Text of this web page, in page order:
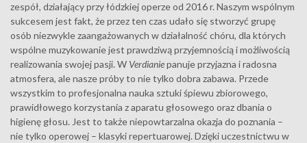
zespół, działający przy łódzkiej operze od 2016 r. Naszym wspólnym
sukcesem jest fakt, że przez ten czas udało się stworzyć grupę
osób niezwykle zaangażowanych w działalność chóru, dla których
wspólne muzykowanie jest prawdziwą przyjemnością i możliwością
realizowania swojej pasji. W Verdianiepanuje przyjazna i radosna
atmosfera, ale nasze próby to nie tylko dobra zabawa. Przede
wszystkim to profesjonalna nauka sztuki śpiewu zbiorowego,
prawidłowego korzystania z aparatu głosowego oraz dbania o
higienę głosu. Jest to także niepowtarzalna okazja do poznania –
nie tylko operowej – klasyki repertuarowej. Dzięki uczestnictwu w